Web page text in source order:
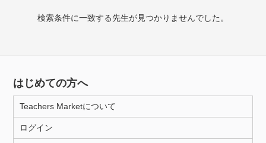
検索条件に一致する先生が見つかりませんでした。
月曜日 火曜日
所属大学
はじめての方へ
Teachers Marketについて
ログイン